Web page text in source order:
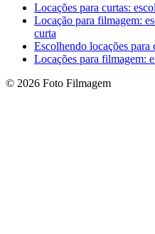
Locações para curtas:
Locação para filmagem:
curta
Escolhendo locações
Locações para filmagem:
© 2026 Foto Filmagem